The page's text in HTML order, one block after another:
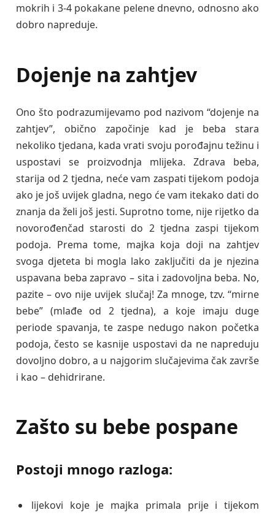
mokrih i 3-4 pokakane pelene dnevno, odnosno ako
dobro napreduje.
Dojenje na zahtjev
Ono što podrazumijevamo pod nazivom “dojenje na
zahtjev”, obično započinje kad je beba stara
nekoliko tjedana, kada vrati svoju porođajnu težinu i
uspostavi se proizvodnja mlijeka. Zdrava beba,
starija od 2 tjedna, neće vam zaspati tijekom podoja
ako je još uvijek gladna, nego će vam itekako dati do
znanja da želi još jesti. Suprotno tome, nije rijetko da
novorođenčad starosti do 2 tjedna zaspi tijekom
podoja. Prema tome, majka koja doji na zahtjev
svoga djeteta bi mogla lako zaključiti da je njezina
uspavana beba zapravo – sita i zadovoljna beba. No,
pazite – ovo nije uvijek slučaj! Za mnoge, tzv. “mirne
bebe” (mlađe od 2 tjedna), a koje imaju duge
periode spavanja, te zaspe nedugo nakon početka
podoja, često se kasnije uspostavi da ne napreduju
dovoljno dobro, a u najgorim slučajevima čak završe
i kao – dehidrirane.
Zašto su bebe pospane
Postoji mnogo razloga:
lijekovi koje je majka primala prije i tijekom